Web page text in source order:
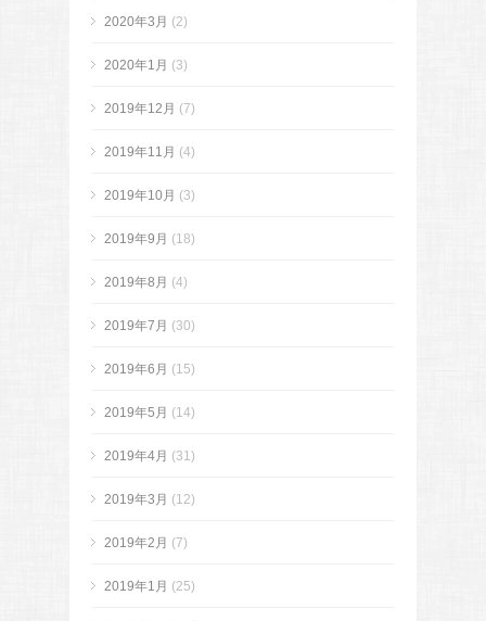
2020年3月 (2)
2020年1月 (3)
2019年12月 (7)
2019年11月 (4)
2019年10月 (3)
2019年9月 (18)
2019年8月 (4)
2019年7月 (30)
2019年6月 (15)
2019年5月 (14)
2019年4月 (31)
2019年3月 (12)
2019年2月 (7)
2019年1月 (25)